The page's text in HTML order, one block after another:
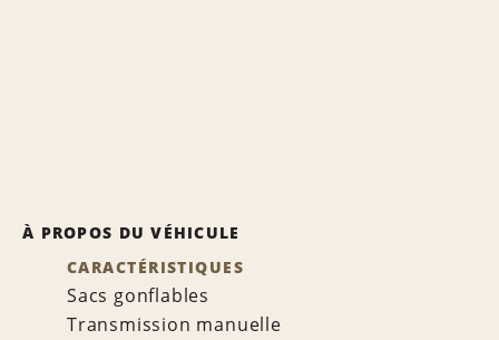
À PROPOS DU VÉHICULE
CARACTÉRISTIQUES
Sacs gonflables
Transmission manuelle